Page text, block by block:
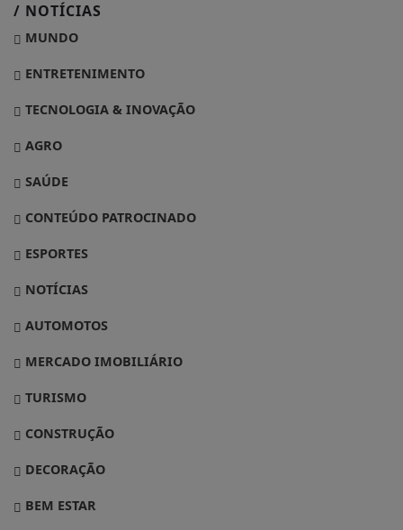
/ NOTÍCIAS
MUNDO
ENTRETENIMENTO
TECNOLOGIA & INOVAÇÃO
AGRO
SAÚDE
CONTEÚDO PATROCINADO
ESPORTES
NOTÍCIAS
AUTOMOTOS
MERCADO IMOBILIÁRIO
TURISMO
CONSTRUÇÃO
DECORAÇÃO
BEM ESTAR